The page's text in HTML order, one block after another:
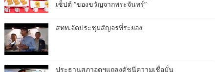
เซ็ปต์ “ของขวัญจากพระจันทร์”
สทท.จัดประชุมสัญจรที่ระยอง
ประธานสภาอุตฯแถลงดัชนีความเชื่อมั่น​